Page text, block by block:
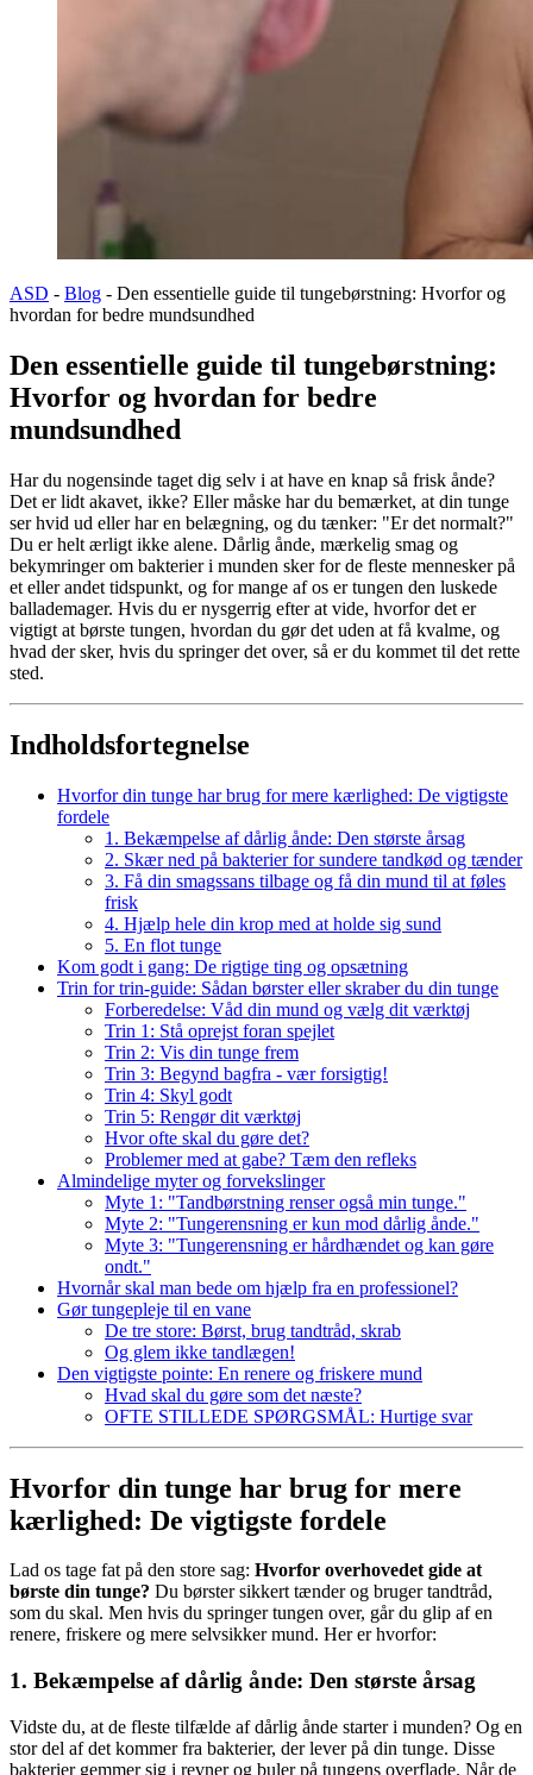
ASD - Blog - Den essentielle guide til tungebørstning: Hvorfor og
hvordan for bedre mundsundhed
Den essentielle guide til tungebørstning:
Hvorfor og hvordan for bedre
mundsundhed
Har du nogensinde taget dig selv i at have en knap så frisk ånde?
Det er lidt akavet, ikke? Eller måske har du bemærket, at din tunge
ser hvid ud eller har en belægning, og du tænker: "Er det normalt?"
Du er helt ærligt ikke alene. Dårlig ånde, mærkelig smag og
bekymringer om bakterier i munden sker for de fleste mennesker på
et eller andet tidspunkt, og for mange af os er tungen den luskede
ballademager. Hvis du er nysgerrig efter at vide, hvorfor det er
vigtigt at børste tungen, hvordan du gør det uden at få kvalme, og
hvad der sker, hvis du springer det over, så er du kommet til det rette
sted.
Indholdsfortegnelse
Hvorfor din tunge har brug for mere kærlighed: De vigtigste
fordele
1. Bekæmpelse af dårlig ånde: Den største årsag
2. Skær ned på bakterier for sundere tandkød og tænder
3. Få din smagssans tilbage og få din mund til at føles
frisk
4. Hjælp hele din krop med at holde sig sund
5. En flot tunge
Kom godt i gang: De rigtige ting og opsætning
Trin for trin-guide: Sådan børster eller skraber du din tunge
Forberedelse: Våd din mund og vælg dit værktøj
Trin 1: Stå oprejst foran spejlet
Trin 2: Vis din tunge frem
Trin 3: Begynd bagfra - vær forsigtig!
Trin 4: Skyl godt
Trin 5: Rengør dit værktøj
Hvor ofte skal du gøre det?
Problemer med at gabe? Tæm den refleks
Almindelige myter og forvekslinger
Myte 1: "Tandbørstning renser også min tunge."
Myte 2: "Tungerensning er kun mod dårlig ånde."
Myte 3: "Tungerensning er hårdhændet og kan gøre
ondt."
Hvornår skal man bede om hjælp fra en professionel?
Gør tungepleje til en vane
De tre store: Børst, brug tandtråd, skrab
Og glem ikke tandlægen!
Den vigtigste pointe: En renere og friskere mund
Hvad skal du gøre som det næste?
OFTE STILLEDE SPØRGSMÅL: Hurtige svar
Hvorfor din tunge har brug for mere
kærlighed: De vigtigste fordele
Lad os tage fat på den store sag: Hvorfor overhovedet gide at
børste din tunge? Du børster sikkert tænder og bruger tandtråd,
som du skal. Men hvis du springer tungen over, går du glip af en
renere, friskere og mere selvsikker mund. Her er hvorfor:
1. Bekæmpelse af dårlig ånde: Den største årsag
Vidste du, at de fleste tilfælde af dårlig ånde starter i munden? Og en
stor del af det kommer fra bakterier, der lever på din tunge. Disse
bakterier gemmer sig i revner og buler på tungens overflade. Når de